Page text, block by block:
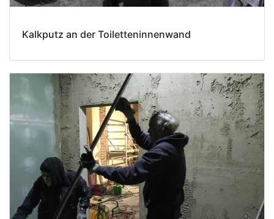
Kalkputz an der Toiletteninnenwand